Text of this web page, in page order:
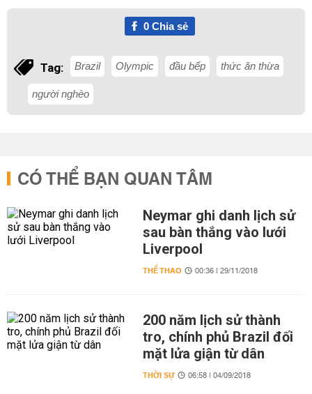
0Chia sẻ
Tag: Brazil Olympic đầu bếp thức ăn thừa
người nghèo
CÓ THỂ BẠN QUAN TÂM
Neymar ghi danh lịch sử
sau bàn thắng vào lưới
Liverpool
THỂ THAO 00:36 | 29/11/2018
200 năm lịch sử thành
tro, chính phủ Brazil đối
mặt lửa giận từ dân
THỜI SỰ 06:58 | 04/09/2018